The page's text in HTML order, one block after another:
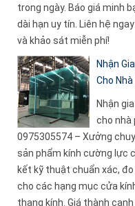
trong ngày. Báo giá minh
dài hạn uy tín. Liên hệ
và khảo sát miễn phí!
Nhận
Cho
Nhận
cho nhà
0975305574 – Xưởng
sản phẩm kính cường lực
kết kỹ thuật chuẩn xác,
cho các hạng mục cửa
thang kính. Giá thành